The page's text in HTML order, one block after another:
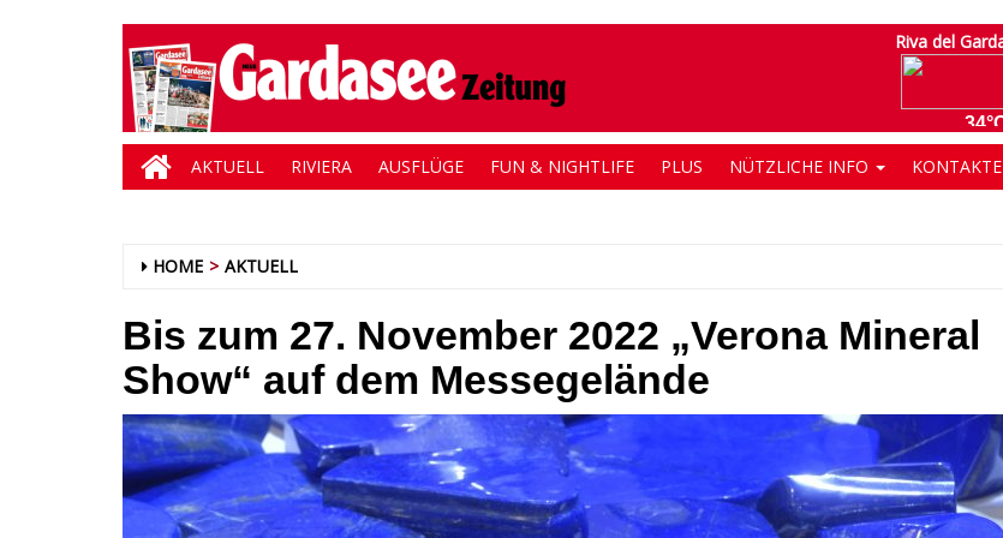
AKTUELL RIVIERA AUSFLÜGE FUN & NIGHTLIFE PLUS NÜTZLICHE INFO KONTAKTE
HOME AKTUELL
Bis zum 27. November 2022 „Verona Mineral
Show“ auf dem Messegelände